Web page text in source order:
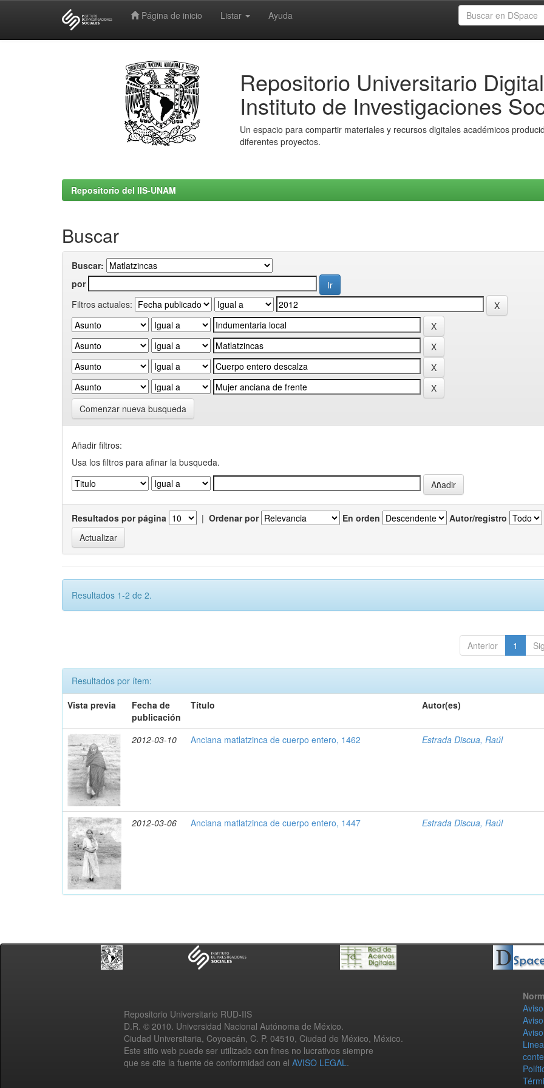
Página de inicio Listar Ayuda
Repositorio Universitario Digital
Instituto de Investigaciones
Un espacio para compartir materiales y recursos digitales académicos
diferentes proyectos.
Repositorio del IIS-UNAM
Buscar
Buscar:
por
Filtros actuales:
Comenzar nueva busqueda
Añadir filtros:
Usa los filtros para afinar la busqueda.
Resultados por página | Ordenar por En orden Autor/registro
Resultados 1-2 de 2.
Anterior 1
Resultados por ítem:
Vista previa
Fecha de
publicación
Título Autor(es)
2012-03-10 Anciana matlatzinca de cuerpo entero, 1462 Estrada Discua, Raúl
2012-03-06 Anciana matlatzinca de cuerpo entero, 1447 Estrada Discua, Raúl
Repositorio Universitario RUD-IIS
D.R. © 2010. Universidad Nacional Autónoma de México.
Ciudad Universitaria, Coyoacán, C. P. 04510, Ciudad de México, México.
Este sitio web puede ser utilizado con fines no lucrativos siempre
que se cite la fuente de conformidad con el AVISO LEGAL.